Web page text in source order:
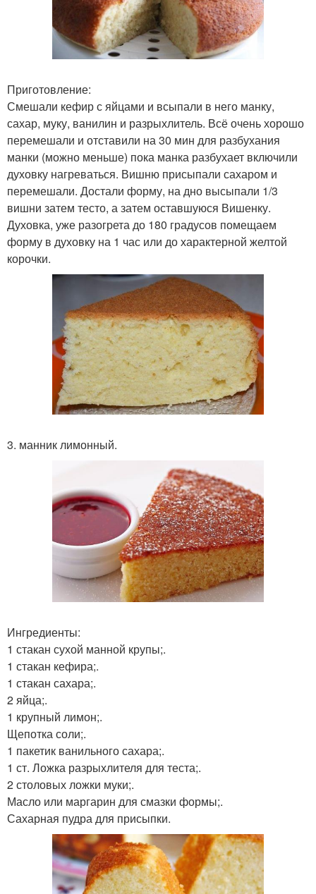
Приготовление:
Смешали кефир с яйцами и всыпали в него манку,
сахар, муку, ванилин и разрыхлитель. Всё очень хорошо
перемешали и отставили на 30 мин для разбухания
манки (можно меньше) пока манка разбухает включили
духовку нагреваться. Вишню присыпали сахаром и
перемешали. Достали форму, на дно высыпали 1/3
вишни затем тесто, а затем оставшуюся Вишенку.
Духовка, уже разогрета до 180 градусов помещаем
форму в духовку на 1 час или до характерной желтой
корочки.
3. манник лимонный.
Ингредиенты:
1 стакан сухой манной крупы;.
1 стакан кефира;.
1 стакан сахара;.
2 яйца;.
1 крупный лимон;.
Щепотка соли;.
1 пакетик ванильного сахара;.
1 ст. Ложка разрыхлителя для теста;.
2 столовых ложки муки;.
Масло или маргарин для смазки формы;.
Сахарная пудра для присыпки.